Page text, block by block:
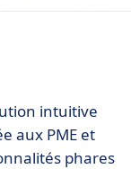
intuitive
aux PME et
phares